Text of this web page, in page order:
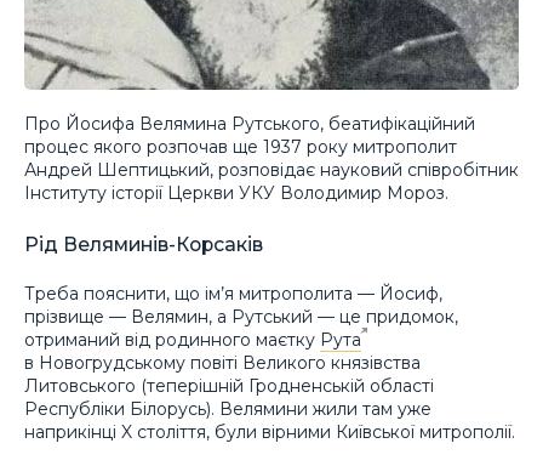
Про Йосифа Велямина Рутського, беатифікаційний
процес якого розпочав ще 1937 року митрополит
Андрей Шептицький, розповідає науковий співробітник
Інституту історії Церкви УКУ Володимир Мороз.
Рід Веляминів-Корсаків
Треба пояснити, що ім’я митрополита — Йосиф,
прізвище — Велямин, а Рутський — це придомок,
отриманий від родинного маєтку Рута
в Новогрудському повіті Великого князівства
Литовського (теперішній Гродненській області
Республіки Білорусь). Велямини жили там уже
наприкінці X століття, були вірними Київської митрополії.